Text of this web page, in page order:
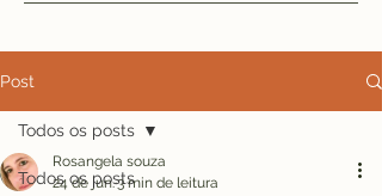
Post
Todos os posts
Todos os posts
Rosangela souza
24 de jun.3 min de leitura